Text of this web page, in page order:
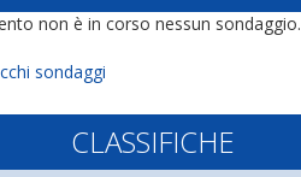
non è in corso nessun sondaggio.
sondaggi
CLASSIFICHE